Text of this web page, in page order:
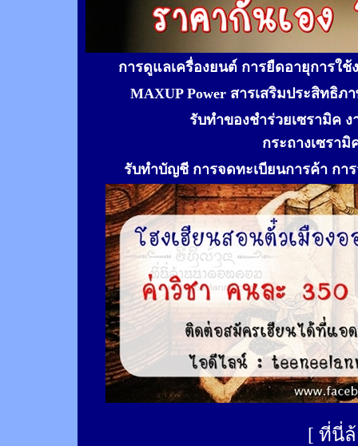
การดูแลเครื่องยนต์ การยืดอายุการใ
MAXUP Power สารเสริมประสิทธิ
รับทำของชำร่วยเซรามิค
กระถางเซรา
รับทำบัญชี การจดทะเบียนการค้า กา
[ ที่นี่